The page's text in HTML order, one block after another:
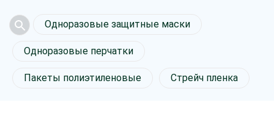
Одноразовые защитные маски
Одноразовые перчатки
Пакеты полиэтиленовые Стрейч пленка